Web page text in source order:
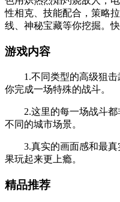
性相克、技能配合，策略
线、神秘宝藏等你挖掘。
游戏内容
1.不同类型的高级狙击
你完成一场特殊的战斗。
2.这里的每一场战斗都
不同的城市场景。
3.真实的画面感和最真
果玩起来更上瘾。
精品推荐